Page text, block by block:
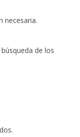
necesaria.
de los